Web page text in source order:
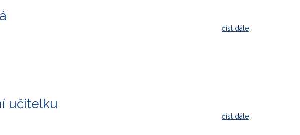
číst dále
učitelku
číst dále